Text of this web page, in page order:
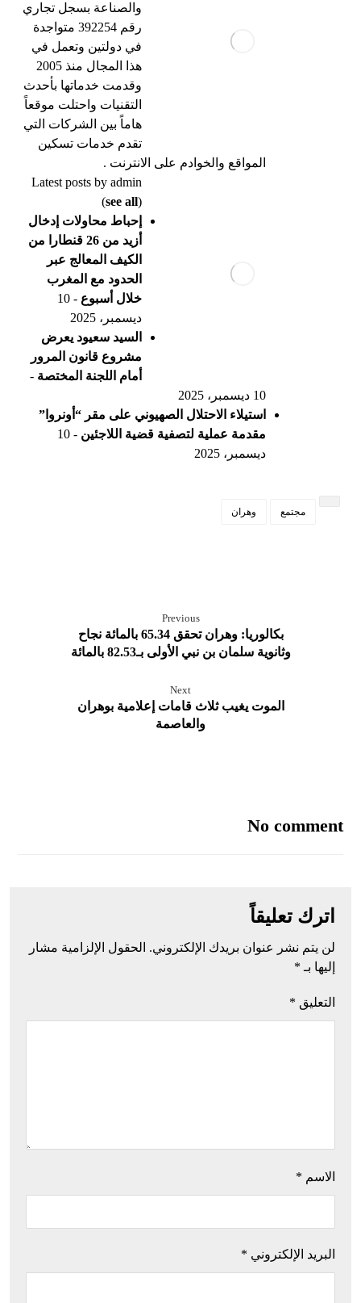
والصناعة بسجل تجاري
رقم 392254 متواجدة
في دولتين وتعمل في
هذا المجال منذ 2005
وقدمت خدماتها بأحدث
التقنيات واحتلت موقعاً
هاماً بين الشركات التي
تقدم خدمات تسكين
المواقع والخوادم على الانترنت .
Latest posts by admin
(see all)
إحباط محاولات إدخال
أزيد من 26 قنطارا من
الكيف المعالج عبر
الحدود مع المغرب
خلال أسبوع
- 10
ديسمبر، 2025
السيد سعيود يعرض
مشروع قانون المرور
أمام اللجنة المختصة -
10 ديسمبر، 2025
استيلاء الاحتلال الصهيوني على مقر “أونروا”
مقدمة عملية لتصفية قضية اللاجئين
- 10
ديسمبر، 2025
مجتمع وهران
Previous
بكالوريا: وهران تحقق 65.34 بالمائة نجاح
وثانوية سلمان بن نبي الأولى بـ82.53 بالمائة
Next
الموت يغيب ثلاث قامات إعلامية بوهران
والعاصمة
No comment
اترك تعليقاً
لن يتم نشر عنوان بريدك الإلكتروني. الحقول الإلزامية مشار
إليها بـ *
التعليق *
الاسم *
البريد الإلكتروني *